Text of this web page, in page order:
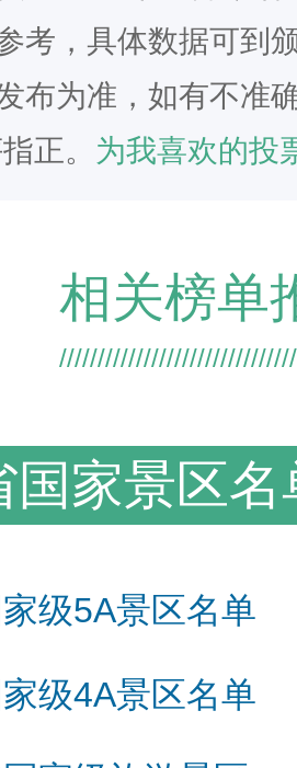
考，具体数据可到
布为准，如有不准
正。 为我喜欢的投
相关榜单
国家景区名
级5A景区名单
级4A景区名单